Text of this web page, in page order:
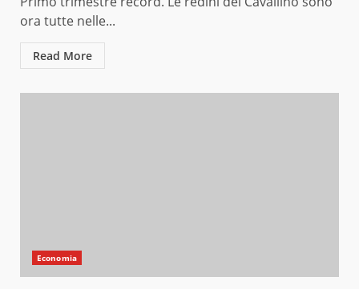
ora tutte nelle...
Read More
Economia